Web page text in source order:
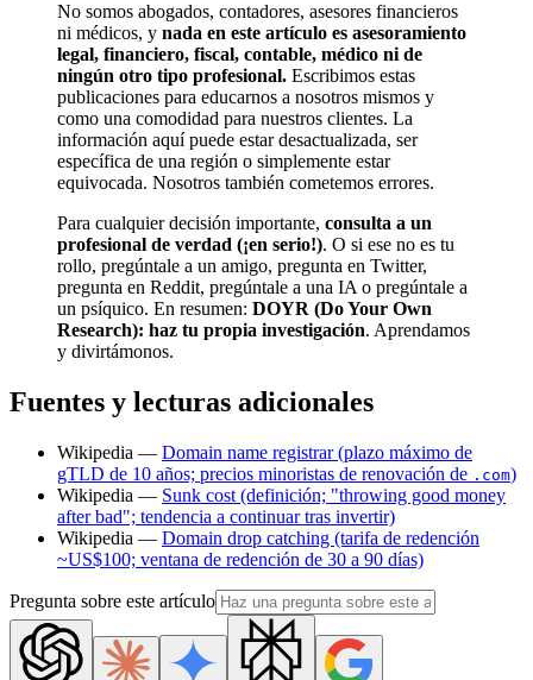
No somos abogados, contadores, asesores financieros
ni médicos, y nada en este artículo es asesoramiento
legal, financiero, fiscal, contable, médico ni de
ningún otro tipo profesional. Escribimos estas
publicaciones para educarnos a nosotros mismos y
como una comodidad para nuestros clientes. La
información aquí puede estar desactualizada, ser
específica de una región o simplemente estar
equivocada. Nosotros también cometemos errores.
Para cualquier decisión importante, consulta a un
profesional de verdad (¡en serio!). O si ese no es tu
rollo, pregúntale a un amigo, pregunta en Twitter,
pregunta en Reddit, pregúntale a una IA o pregúntale a
un psíquico. En resumen: DOYR (Do Your Own
Research): haz tu propia investigación. Aprendamos
y divirtámonos.
Fuentes y lecturas adicionales
Wikipedia — Domain name registrar (plazo máximo de
gTLD de 10 años; precios minoristas de renovación de .com)
Wikipedia — Sunk cost (definición; "throwing good money
after bad"; tendencia a continuar tras invertir)
Wikipedia — Domain drop catching (tarifa de redención
~US$100; ventana de redención de 30 a 90 días)
Pregunta sobre este artículo